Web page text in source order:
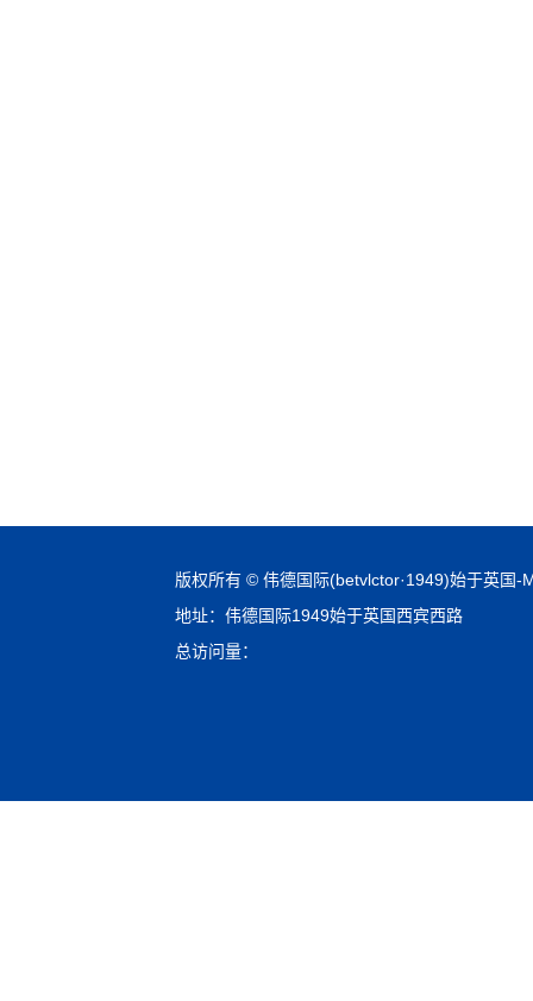
版权所有 © 伟德国际(betvlctor·1949)始于英国-
地址：伟德国际1949始于英国西宾西路
总访问量：